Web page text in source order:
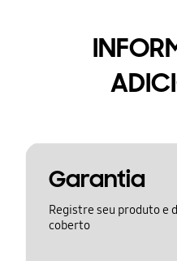
Garantia
Registre seu produto e
coberto